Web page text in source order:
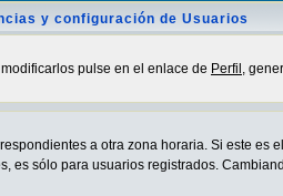
y configuración de Usuarios
pulse en el enlace de Perfil ,
a otra zona horaria. Si este
es sólo para usuarios registrados.